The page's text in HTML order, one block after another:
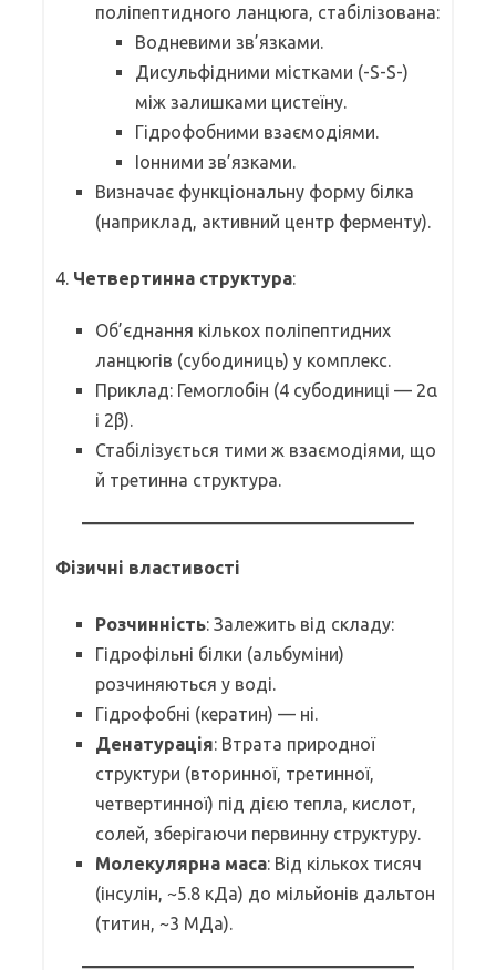
поліпептидного ланцюга, стабілізована:
Водневими зв’язками.
Дисульфідними містками (-S-S-)
між залишками цистеїну.
Гідрофобними взаємодіями.
Іонними зв’язками.
Визначає функціональну форму білка
(наприклад, активний центр ферменту).
4. Четвертинна структура:
Об’єднання кількох поліпептидних
ланцюгів (субодиниць) у комплекс.
Приклад: Гемоглобін (4 субодиниці — 2α
і 2β).
Стабілізується тими ж взаємодіями, що
й третинна структура.
Фізичні властивості
Розчинність: Залежить від складу:
Гідрофільні білки (альбуміни)
розчиняються у воді.
Гідрофобні (кератин) — ні.
Денатурація: Втрата природної
структури (вторинної, третинної,
четвертинної) під дією тепла, кислот,
солей, зберігаючи первинну структуру.
Молекулярна маса: Від кількох тисяч
(інсулін, ~5.8 кДа) до мільйонів дальтон
(титин, ~3 МДа).